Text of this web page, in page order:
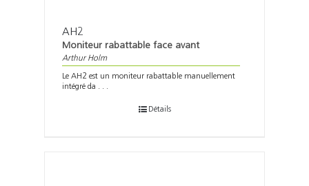
AH2
Moniteur rabattable face avant
Arthur Holm
Le AH2 est un moniteur rabattable manuellement
intégré da . . .
Détails